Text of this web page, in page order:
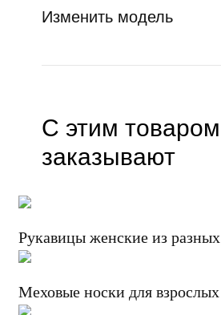
Изменить модель
С этим товаром
заказывают
Рукавицы женские из
Меховые носки для